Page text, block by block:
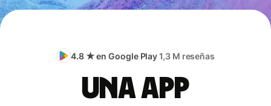
4.8 ★ en Google Play1,3 M reseñas
Una app